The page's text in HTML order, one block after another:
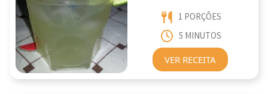
1 PORÇÕES
5 MINUTOS
VER RECEITA